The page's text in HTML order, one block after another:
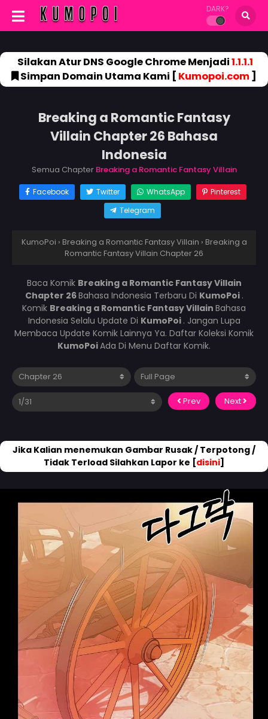
DARK?
Silakan Atur DNS Google Chrome Menjadi1.1.1.1
Simpan Domain Utama Kami [ Kumopoi.com]
Breaking a Romantic Fantasy
Villain Chapter 26 Bahasa
Indonesia
Semua Chapter Breaking a Romantic Fantasy Villain
Facebook Twitter WhatsApp
Pinterest
Telegram
KumoPoi › Breaking a Romantic Fantasy Villain › Breaking a
Romantic Fantasy Villain Chapter 26
Baca Komik Breaking a Romantic Fantasy Villain
Chapter 26Bahasa Indonesia Terbaru Di KumoPoi .
Komik Breaking a Romantic Fantasy Villain Bahasa
Indonesia Selalu Update Di KumoPoi . Jangan Lupa
Membaca Update Komik Lainnya Ya. Daftar Koleksi Komik
KumoPoiAda Di Menu Daftar Komik.
Prev Next
Jika Kalian menemukan Gambar Rusak / Terpotong /
Tidak Terload Silahkan Lapor ke [disini]